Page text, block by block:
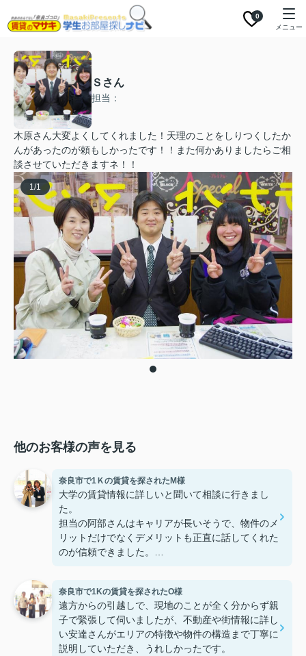
0
メニュー
Ｓさん
担当：
木原さん大変よくしてくれました！天理のことをしりつくしたか
んがあったのが頼もしかったです！！また何かありましたらご相
談させていただきますネ！！
1/1
他のお客様の声を見る
奈良市で1Ｋの賃貸を探されたM様
大学の賃貸情報に詳しいと聞いて相談に行きまし
た。
担当の阿部さんはキャリアが長いそうで、物件のメ
リットだけでなくデメリットも正直に話してくれた
のが信頼できました。
す。
奈良市で1Kの賃貸を探されたO様
遠方からの引越しで、現地のことが全く分からず親
子で緊張して伺いましたが、不動産や街情報に詳し
い安達さんがエリアの特徴や物件の構造まで丁寧に
説明していただき、うれしかったです。